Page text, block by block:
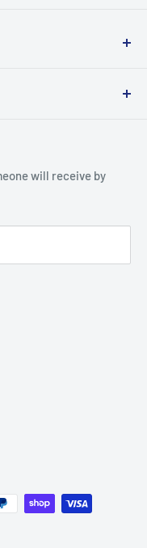
settings.
will receive by